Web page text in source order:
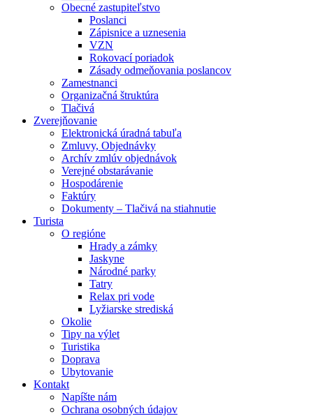
Obecné zastupiteľstvo
Poslanci
Zápisnice a uznesenia
VZN
Rokovací poriadok
Zásady odmeňovania poslancov
Zamestnanci
Organizačná štruktúra
Tlačivá
Zverejňovanie
Elektronická úradná tabuľa
Zmluvy, Objednávky
Archív zmlúv objednávok
Verejné obstarávanie
Hospodárenie
Faktúry
Dokumenty – Tlačivá na stiahnutie
Turista
O regióne
Hrady a zámky
Jaskyne
Národné parky
Tatry
Relax pri vode
Lyžiarske strediská
Okolie
Tipy na výlet
Turistika
Doprava
Ubytovanie
Kontakt
Napíšte nám
Ochrana osobných údajov